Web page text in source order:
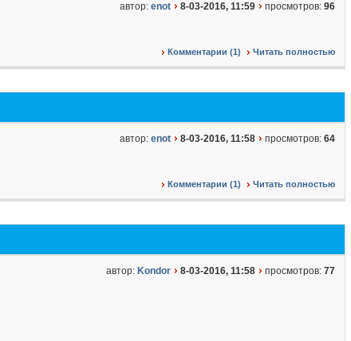
автор: enot 8-03-2016, 11:59 просмотров: 96
Комментарии (1) Читать полностью
автор: enot 8-03-2016, 11:58 просмотров: 64
Комментарии (1) Читать полностью
автор: Kondor 8-03-2016, 11:58 просмотров: 77